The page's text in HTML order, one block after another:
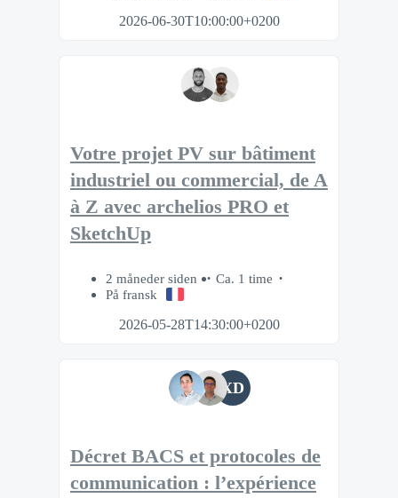
2026-06-30T10:00:00+0200
Votre projet PV sur bâtiment
industriel ou commercial, de A
à Z avec archelios PRO et
SketchUp
2 måneder siden
Ca. 1 time
På fransk
2026-05-28T14:30:00+0200
XD
Décret BACS et protocoles de
communication : l’expérience